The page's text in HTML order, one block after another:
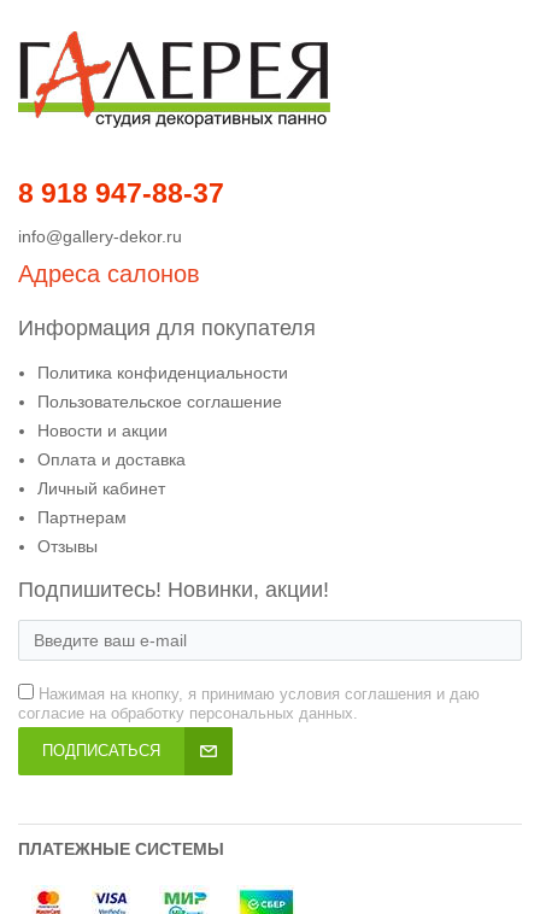
8 918 947-88-37
info@gallery-dekor.ru
Адреса салонов
Информация для покупателя
Политика конфиденциальности
Пользовательское соглашение
Новости и акции
Оплата и доставка
Личный кабинет
Партнерам
Отзывы
Подпишитесь! Новинки, акции!
Нажимая на кнопку, я принимаю условия соглашения и даю
согласие на обработку персональных данных.
ПОДПИСАТЬСЯ
ПЛАТЕЖНЫЕ СИСТЕМЫ